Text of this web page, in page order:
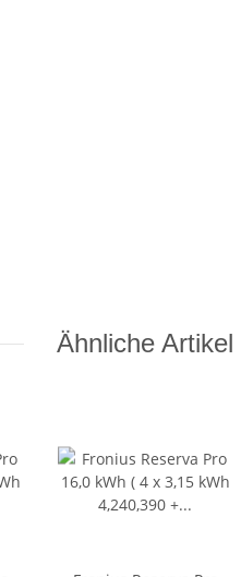
Ähnliche Artikel